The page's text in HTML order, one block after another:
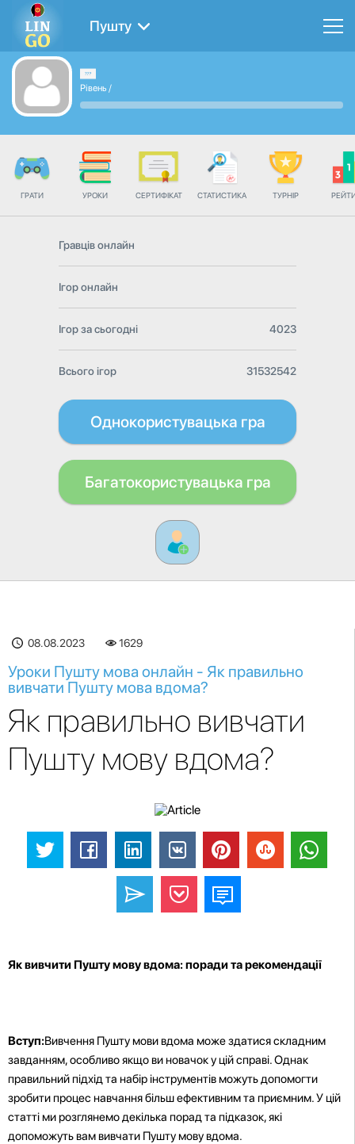
Пушту
Рівень /
ГРАТИ УРОКИ СЕРТИФІКАТ СТАТИСТИКА ТУРНІР
Гравців онлайн
Ігор онлайн
Ігор за сьогодні 4023
Всього ігор 31532542
Однокористувацька гра
Багатокористувацька гра
08.08.2023 1629
Уроки Пушту мова онлайн - Як правильно
вивчати Пушту мова вдома?
Як правильно вивчати
Пушту мову вдома?
Як вивчити Пушту мову вдома: поради та рекомендації
Вступ:Вивчення Пушту мови вдома може здатися складним
завданням, особливо якщо ви новачок у цій справі. Однак
правильний підхід та набір інструментів можуть допомогти
зробити процес навчання більш ефективним та приємним. У цій
статті ми розглянемо декілька порад та підказок, які
допоможуть вам вивчати Пушту мову вдома.